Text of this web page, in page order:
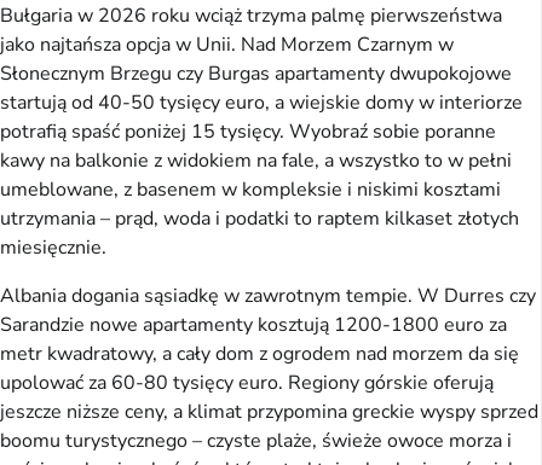
Bułgaria w 2026 roku wciąż trzyma palmę pierwszeństwa
jako najtańsza opcja w Unii. Nad Morzem Czarnym w
Słonecznym Brzegu czy Burgas apartamenty dwupokojowe
startują od 40-50 tysięcy euro, a wiejskie domy w interiorze
potrafią spaść poniżej 15 tysięcy. Wyobraź sobie poranne
kawy na balkonie z widokiem na fale, a wszystko to w pełni
umeblowane, z basenem w kompleksie i niskimi kosztami
utrzymania – prąd, woda i podatki to raptem kilkaset złotych
miesięcznie.
Albania dogania sąsiadkę w zawrotnym tempie. W Durres czy
Sarandzie nowe apartamenty kosztują 1200-1800 euro za
metr kwadratowy, a cały dom z ogrodem nad morzem da się
upolować za 60-80 tysięcy euro. Regiony górskie oferują
jeszcze niższe ceny, a klimat przypomina greckie wyspy sprzed
boomu turystycznego – czyste plaże, świeże owoce morza i